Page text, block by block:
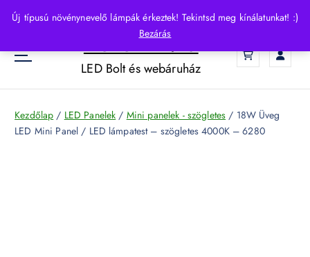
Új típusú növénynevelő lámpák érkeztek! Tekintsd meg kínálatunkat! :)
Bezárás
p
o
HelloLED.hu
LED Bolt és webáruház
Kezdőlap / LED Panelek / Mini panelek - szögletes / 18W Üveg
LED Mini Panel / LED lámpatest – szögletes 4000K – 6280